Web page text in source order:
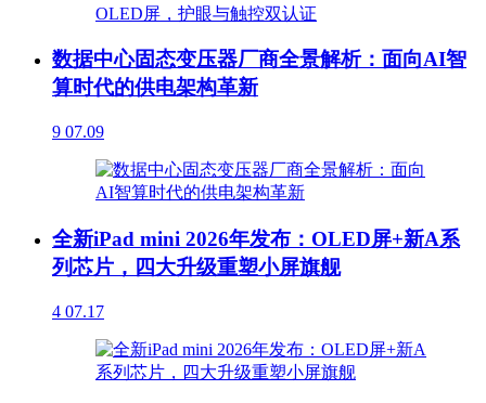
数据中心固态变压器厂商全景解析：面向AI智
算时代的供电架构革新
9 07.09
全新iPad mini 2026年发布：OLED屏+新A系
列芯片，四大升级重塑小屏旗舰
4 07.17